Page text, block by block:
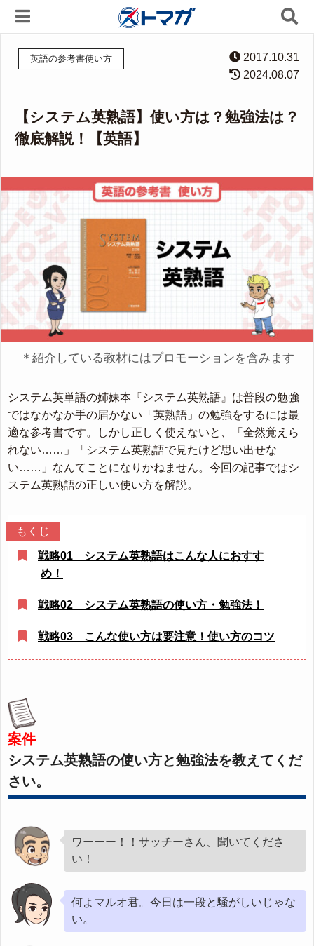
英語の参考書使い方
2017.10.31
2024.08.07
【システム英熟語】使い方は？勉強法は？
徹底解説！【英語】
＊紹介している教材にはプロモーションを含みます
システム英単語の姉妹本『システム英熟語』は普段の勉強
ではなかなか手の届かない「英熟語」の勉強をするには最
適な参考書です。しかし正しく使えないと、「全然覚えら
れない……」「システム英熟語で見たけど思い出せな
い……」なんてことになりかねません。今回の記事ではシ
ステム英熟語の正しい使い方を解説。
戦略01 システム英熟語はこんな人におすす
め！
戦略02 システム英熟語の使い方・勉強法！
戦略03 こんな使い方は要注意！使い方のコツ
案件
システム英熟語の使い方と勉強法を教えてくだ
さい。
ワーーー！！サッチーさん、聞いてくださ
い！
何よマルオ君。今日は一段と騒がしいじゃな
い。